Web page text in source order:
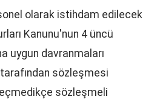
olarak istihdam edilecek
Kanunu'nun 4 üncü
uygun davranmaları
sözleşmesi
sözleşmeli